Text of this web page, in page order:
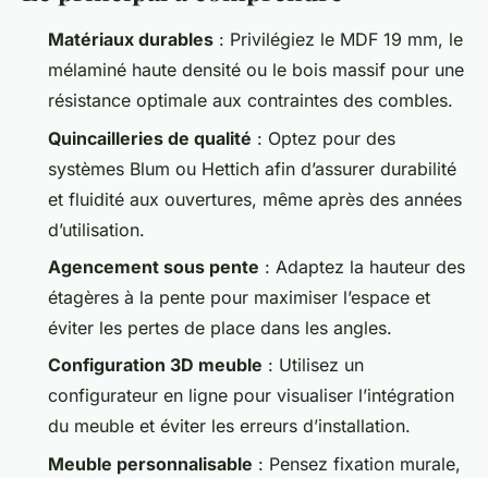
Matériaux durables : Privilégiez le MDF 19 mm, le
mélaminé haute densité ou le bois massif pour une
résistance optimale aux contraintes des combles.
Quincailleries de qualité : Optez pour des
systèmes Blum ou Hettich afin d’assurer durabilité
et fluidité aux ouvertures, même après des années
d’utilisation.
Agencement sous pente : Adaptez la hauteur des
étagères à la pente pour maximiser l’espace et
éviter les pertes de place dans les angles.
Configuration 3D meuble : Utilisez un
configurateur en ligne pour visualiser l’intégration
du meuble et éviter les erreurs d’installation.
Meuble personnalisable : Pensez fixation murale,